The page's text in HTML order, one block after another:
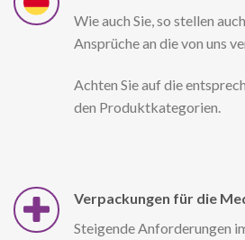
Wie auch Sie, so stellen
Ansprüche an die von uns
Achten Sie auf die
den Produktkategorien.
Verpackungen für die
Steigende Anforderungen